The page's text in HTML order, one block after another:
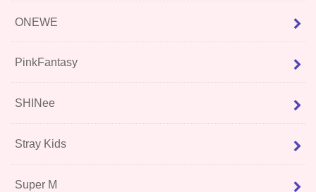
ONEWE
PinkFantasy
SHINee
Stray Kids
Super M